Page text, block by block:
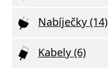
Nabíječky (14)
Kabely (6)